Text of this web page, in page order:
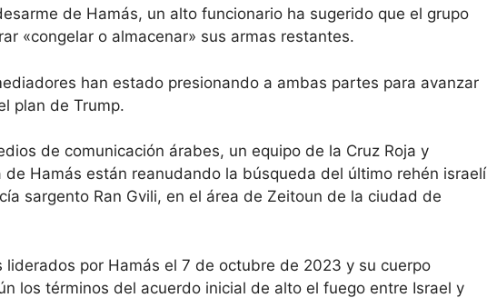
de Hamás, un alto funcionario ha sugerido que el grupo
«congelar o almacenar» sus armas restantes.
han estado presionando a ambas partes para avanzar
plan de Trump.
de comunicación árabes, un equipo de la Cruz Roja y
Hamás están reanudando la búsqueda del último rehén israelí
sargento Ran Gvili, en el área de Zeitoun de la ciudad de
liderados por Hamás el 7 de octubre de 2023 y su cuerpo
los términos del acuerdo inicial de alto el fuego entre Israel y